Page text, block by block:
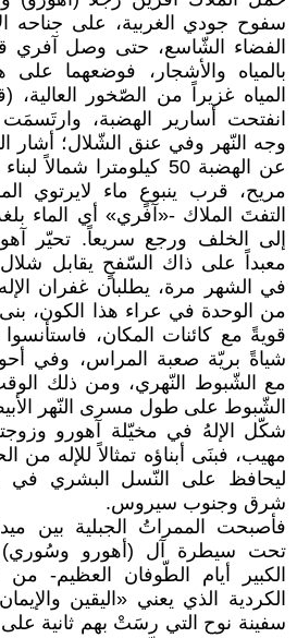
سفوح جودي الغربية، على جناحه
الفضاء الشّاسع، حتى وصل آفري
بالمياه والأشجار، فوضعهما على
المياه غزيراً من الصّخور
انفتحت أسارير الهضبة،
وجه النّهر وفي عنق الشّلال؛ أشار
عن الهضبة 50 كيلومترا
مريح، قرب ينبوعٍ ماء لايرتوي
التفتَ الملاك -«آفري» أي الماء
إلى الخلف ورجع سريعاً. تحيّر
معبداً على ذاك السّفحٍ يقابل شلال
في الشهر مرة، يطلبان غفران
من الوحدة في عراء هذا الكون،
قويةً مع كائنات المكان، فاستأنسوا
شياةً بريّة صعبة المراس، وفي
مع الشّبوط النّهري، ومن ذلك
الشّبوط على طول مسرى النّهر
شكّل الإلهُ في مخيّلة آهورو
مهيب، فبنَى أبناؤه تمثالاً للإله من
ليحافظ على النّسل البشري في
شرق وجنوب سيروس.
فأصبحت الممراتُ الجبلية بين
تحت سيطرة آل (أهورو وسُوري)
الكبير أيام الطّوفان العظيم- من
الكردية الذي يعني «اليقين
سفينة نوح التي رسَتْ بهم ثانية